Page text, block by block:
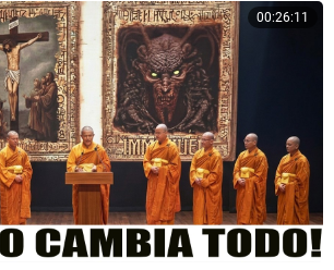
00:26:11